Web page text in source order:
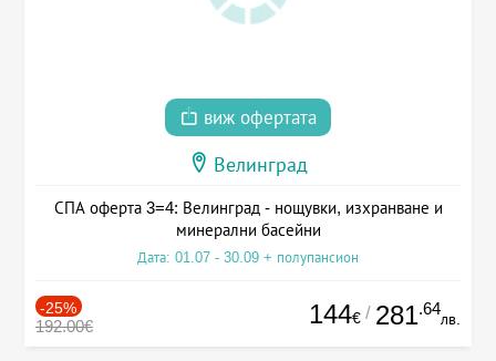
виж офертата
Велинград
СПА оферта 3=4: Велинград - нощувки, изхранване и
минерални басейни
Дата: 01.07 - 30.09 + полупансион
-25%
192.00€ 144€ / 281.64
лв.